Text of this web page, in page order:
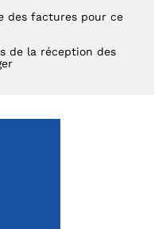
des factures pour ce
de la réception des